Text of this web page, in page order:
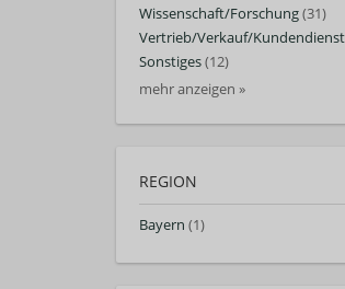
Wissenschaft/Forschung(31)
Vertrieb/Verkauf/Kundendienst
Sonstiges(12)
mehr anzeigen »
REGION
Bayern (1)